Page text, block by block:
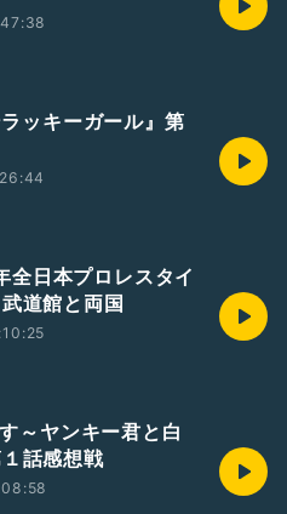
ッキーガール』第
日本プロレスタイ
道館と両国
～ヤンキー君と白
話感想戦